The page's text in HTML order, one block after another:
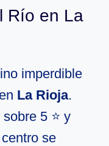
Río en La
imperdible
La Rioja.
sobre 5 ⭐ y
se